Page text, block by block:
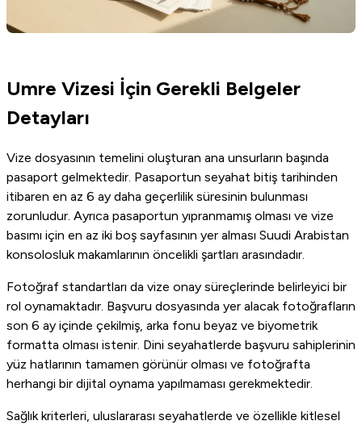
Umre Vizesi İçin Gerekli Belgeler
Detayları
Vize dosyasının temelini oluşturan ana unsurların başında
pasaport gelmektedir. Pasaportun seyahat bitiş tarihinden
itibaren en az 6 ay daha geçerlilik süresinin bulunması
zorunludur. Ayrıca pasaportun yıpranmamış olması ve vize
basımı için en az iki boş sayfasının yer alması Suudi Arabistan
konsolosluk makamlarının öncelikli şartları arasındadır.
Fotoğraf standartları da vize onay süreçlerinde belirleyici bir
rol oynamaktadır. Başvuru dosyasında yer alacak fotoğrafların
son 6 ay içinde çekilmiş, arka fonu beyaz ve biyometrik
formatta olması istenir. Dini seyahatlerde başvuru sahiplerinin
yüz hatlarının tamamen görünür olması ve fotoğrafta
herhangi bir dijital oynama yapılmaması gerekmektedir.
Sağlık kriterleri, uluslararası seyahatlerde ve özellikle kitlesel